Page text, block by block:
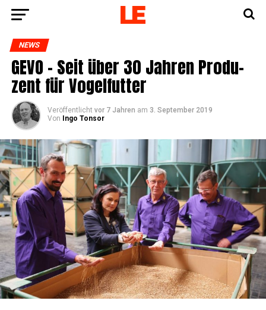
NEWS
GEVO – Seit über 30 Jah­ren Pro­du­
zent für Vogelfutter
Veröffentlicht vor 7 Jahren am 3. September 2019
Von
Ingo Tonsor